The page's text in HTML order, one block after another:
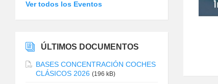
Ver todos los Eventos
ÚLTIMOS DOCUMENTOS
BASES CONCENTRACIÓN COCHES
CLÁSICOS 2026 (196 kB)